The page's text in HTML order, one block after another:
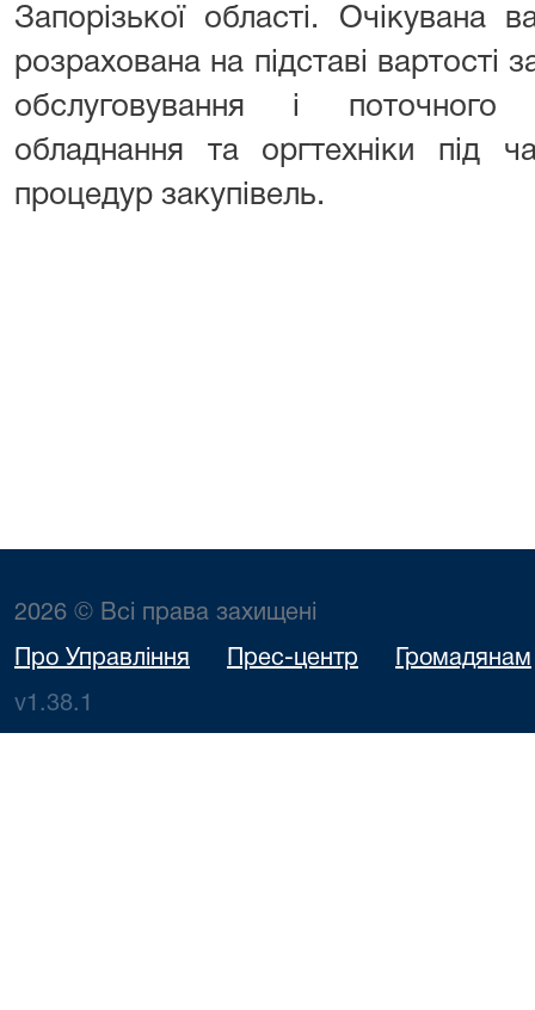
Запорізької області. Очікувана
розрахована на підставі вартості
обслуговування і поточного
обладнання та оргтехніки під
процедур закупівель.
2026 © Всі права захищені
Про Управління Прес-центр Громадянам
v1.38.1